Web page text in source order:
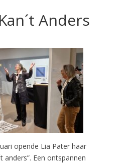
Anders
opende Lia Pater haar
anders”. Een ontspannen